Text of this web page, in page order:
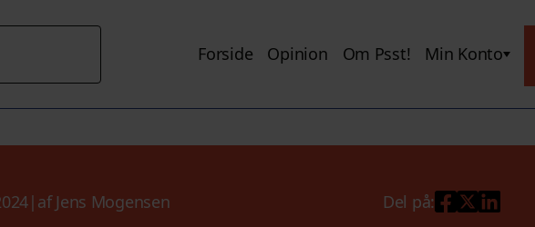
Forside Opinion Om Psst! Min Konto
| af Jens Mogensen Del på: